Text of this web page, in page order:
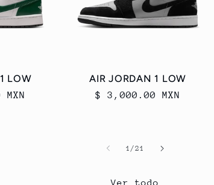
LOW AIR JORDAN 1 LOW
Precio
$ 3,000.00 MXN
1 /de
21
Ver todo